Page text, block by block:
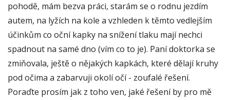
pohodě, mám bezva práci, starám se o rodnu jezdím
autem, na lyžích na kole a vzhleden k těmto vedlejším
účinkům co oční kapky na snížení tlaku mají nechci
spadnout na samé dno (vím co to je). Paní doktorka se
zmiňovala, ještě o nějakých kapkách, které dělají kruhy
pod očima a zabarvuji okolí očí - zoufalé řešení.
Poraďte prosím jak z toho ven, jaké řešení by pro mě